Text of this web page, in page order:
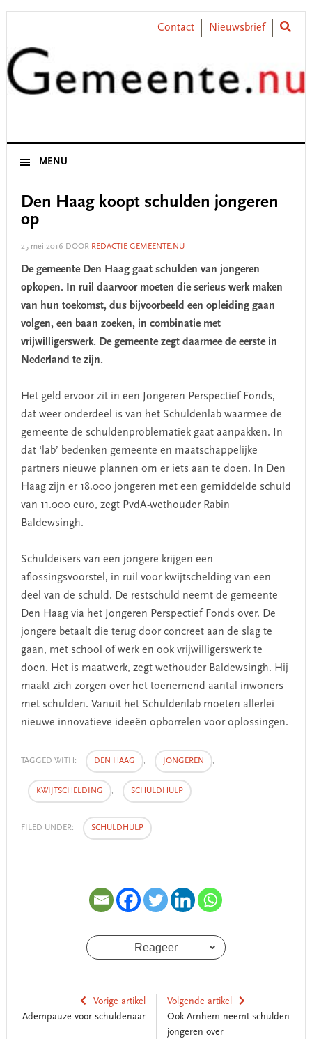
Skip
primary
navigation
Skip
content
Skip
primary
sidebar
Skip
footer
Contact Nieuwsbrief
MENU
Den Haag koopt schulden jongeren
op
25 mei 2016 DOOR REDACTIE GEMEENTE.NU
De gemeente Den Haag gaat schulden van jongeren
opkopen. In ruil daarvoor moeten die serieus werk maken
van hun toekomst, dus bijvoorbeeld een opleiding gaan
volgen, een baan zoeken, in combinatie met
vrijwilligerswerk. De gemeente zegt daarmee de eerste in
Nederland te zijn.
Het geld ervoor zit in een Jongeren Perspectief Fonds,
dat weer onderdeel is van het Schuldenlab waarmee de
gemeente de schuldenproblematiek gaat aanpakken. In
dat ‘lab’ bedenken gemeente en maatschappelijke
partners nieuwe plannen om er iets aan te doen. In Den
Haag zijn er 18.000 jongeren met een gemiddelde schuld
van 11.000 euro, zegt PvdA-wethouder Rabin
Baldewsingh.
Schuldeisers van een jongere krijgen een
aflossingsvoorstel, in ruil voor kwijtschelding van een
deel van de schuld. De restschuld neemt de gemeente
Den Haag via het Jongeren Perspectief Fonds over. De
jongere betaalt die terug door concreet aan de slag te
gaan, met school of werk en ook vrijwilligerswerk te
doen. Het is maatwerk, zegt wethouder Baldewsingh. Hij
maakt zich zorgen over het toenemend aantal inwoners
met schulden. Vanuit het Schuldenlab moeten allerlei
nieuwe innovatieve ideeën opborrelen voor oplossingen.
TAGGED WITH: DEN HAAG , JONGEREN ,
KWIJTSCHELDING , SCHULDHULP
FILED UNDER: SCHULDHULP
Reageer
Vorige artikel
Adempauze voor schuldenaar
Volgende artikel
Ook Arnhem neemt schulden
jongeren over